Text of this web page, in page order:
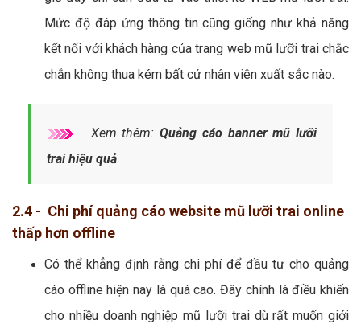
Mức độ đáp ứng thông tin cũng giống như khả năng
kết nối với khách hàng của trang web mũ lưỡi trai chắc
chắn không thua kém bất cứ nhân viên xuất sắc nào.
Xem thêm:Quảng cáo banner mũ lưỡi
trai hiệu quả
2.4 - Chi phí quảng cáo website mũ lưỡi trai online
thấp hơn offline
Có thể khẳng định rằng chi phí để đầu tư cho quảng
cáo offline hiện nay là quá cao. Đây chính là điều khiến
cho nhiều doanh nghiệp mũ lưỡi trai dù rất muốn giới